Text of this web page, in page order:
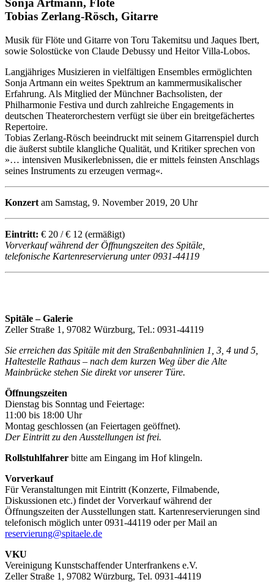
Sonja Artmann, Flöte
Tobias Zerlang-Rösch, Gitarre
Musik für Flöte und Gitarre von Toru Takemitsu und Jaques Ibert,
sowie Solostücke von Claude Debussy und Heitor Villa-Lobos.
Langjähriges Musizieren in vielfältigen Ensembles ermöglichten
Sonja Artmann ein weites Spektrum an kammermusikalischer
Erfahrung. Als Mitglied der Münchner Bachsolisten, der
Philharmonie Festiva und durch zahlreiche Engagements in
deutschen Theaterorchestern verfügt sie über ein breitgefächertes
Repertoire.
Tobias Zerlang-Rösch beeindruckt mit seinem Gitarrenspiel durch
die äußerst subtile klangliche Qualität, und Kritiker sprechen von
»… intensiven Musikerlebnissen, die er mittels feinsten Anschlags
seines Instruments zu erzeugen vermag«.
Konzert am Samstag, 9. November 2019, 20 Uhr
Eintritt: € 20 / € 12 (ermäßigt)
Vorverkauf während der Öffnungszeiten des Spitäle,
telefonische Kartenreservierung unter 0931-44119
Spitäle – Galerie
Zeller Straße 1, 97082 Würzburg, Tel.: 0931-44119
Sie erreichen das Spitäle mit den Straßenbahnlinien 1, 3, 4 und 5,
Haltestelle Rathaus – nach dem kurzen Weg über die Alte
Mainbrücke stehen Sie direkt vor unserer Türe.
Öffnungszeiten
Dienstag bis Sonntag und Feiertage:
11:00 bis 18:00 Uhr
Montag geschlossen (an Feiertagen geöffnet).
Der Eintritt zu den Ausstellungen ist frei.
Rollstuhlfahrer bitte am Eingang im Hof klingeln.
Vorverkauf
Für Veranstaltungen mit Eintritt (Konzerte, Filmabende,
Diskussionen etc.) findet der Vorverkauf während der
Öffnungszeiten der Ausstellungen statt. Kartenreservierungen sind
telefonisch möglich unter 0931-44119 oder per Mail an
reservierung@spitaele.de
VKU
Vereinigung Kunstschaffender Unterfrankens e.V.
Zeller Straße 1, 97082 Würzburg, Tel. 0931-44119